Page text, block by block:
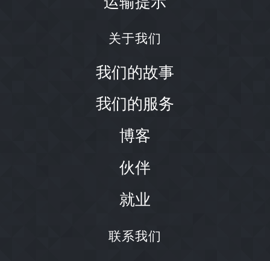
关于我们
我们的故事
我们的服务
博客
伙伴
就业
联系我们